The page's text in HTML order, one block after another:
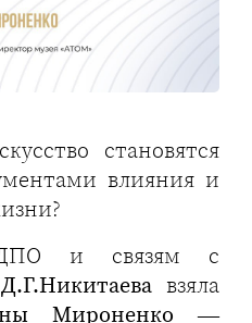
становятся
влияния и
и связям с
Д.Г.Никитаева взяла
Мироненко —